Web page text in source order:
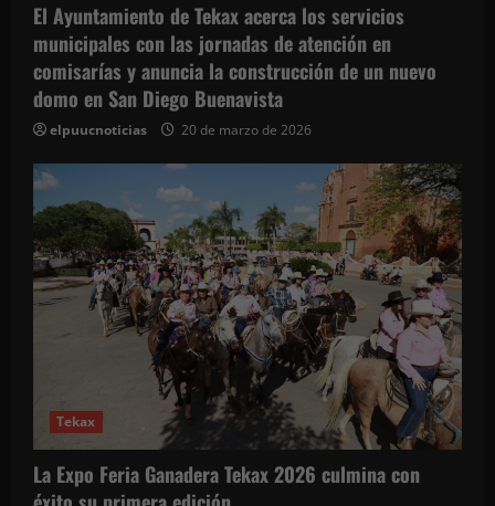
El Ayuntamiento de Tekax acerca los servicios
municipales con las jornadas de atención en
comisarías y anuncia la construcción de un nuevo
domo en San Diego Buenavista
elpuucnoticias 20 de marzo de 2026
Tekax
La Expo Feria Ganadera Tekax 2026 culmina con